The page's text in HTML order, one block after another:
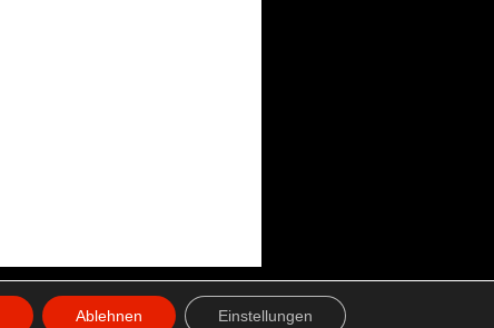
© 2026 Werner Pawlak GmbH
Ablehnen Einstellungen